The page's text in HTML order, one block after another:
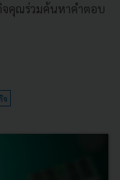
จคุณร่วมค้นหาคำตอบ
จ